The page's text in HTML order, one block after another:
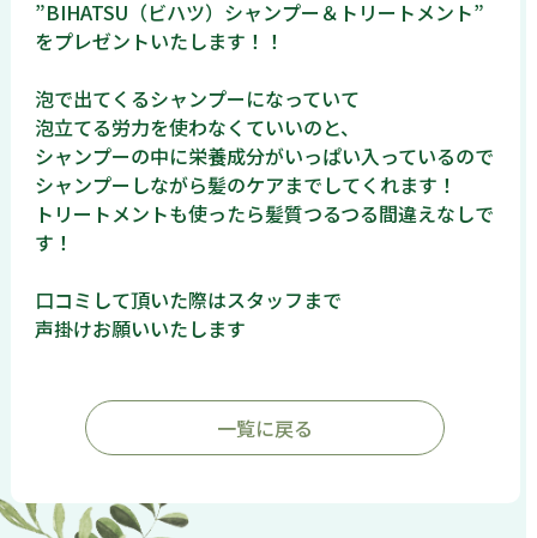
”BIHATSU（ビハツ）シャンプー＆トリートメント”
をプレゼントいたします！！
泡で出てくるシャンプーになっていて
泡立てる労力を使わなくていいのと、
シャンプーの中に栄養成分がいっぱい入っているので
シャンプーしながら髪のケアまでしてくれます！
トリートメントも使ったら髪質つるつる間違えなしで
す！
口コミして頂いた際はスタッフまで
声掛けお願いいたします
一覧に戻る